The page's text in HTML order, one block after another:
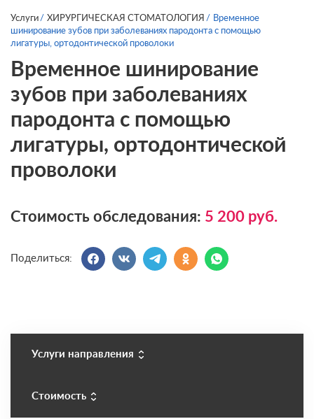
Услуги ХИРУРГИЧЕСКАЯ СТОМАТОЛОГИЯ
Временное
шинирование зубов при заболеваниях пародонта с помощью
лигатуры, ортодонтической проволоки
Временное шинирование
зубов при заболеваниях
пародонта с помощью
лигатуры, ортодонтической
проволоки
Стоимость обследования: 5 200 руб.
Поделиться:
Услуги направления
Стоимость